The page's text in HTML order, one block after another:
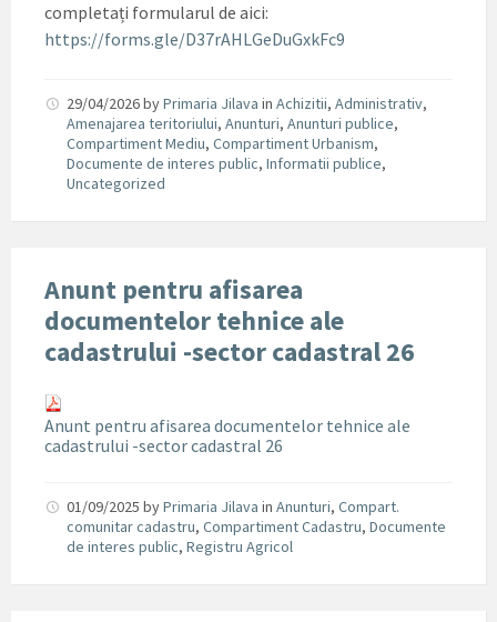
completați formularul de aici:
https://forms.gle/D37rAHLGeDuGxkFc9
29/04/2026byPrimaria Jilava in Achizitii, Administrativ,
Amenajarea teritoriului, Anunturi, Anunturi publice,
Compartiment Mediu, Compartiment Urbanism,
Documente de interes public, Informatii publice,
Uncategorized
Anunt pentru afisarea
documentelor tehnice ale
cadastrului -sector cadastral 26
Anunt pentru afisarea documentelor tehnice ale
cadastrului -sector cadastral 26
01/09/2025 byPrimaria Jilava in Anunturi, Compart.
comunitar cadastru, Compartiment Cadastru, Documente
de interes public, Registru Agricol